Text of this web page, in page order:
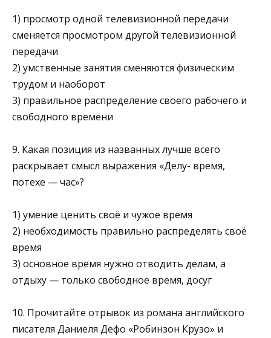
1) просмотр одной телевизионной передачи
сменяется про­смотром другой телевизионной
передачи
2) умственные занятия сменяются физическим
трудом и наоборот
3) правильное распределение своего рабочего и
свободного времени
9. Какая позиция из названных лучше всего
раскрывает смысл выражения «Делу- время,
потехе — час»?
1) умение ценить своё и чужое время
2) необходимость правильно распределять своё
время
3) основное время нужно отводить делам, а
отдыху — толь­ко свободное время, досуг
10. Прочитайте отрывок из романа английского
писателя Да­ниеля Дефо «Робинзон Крузо» и